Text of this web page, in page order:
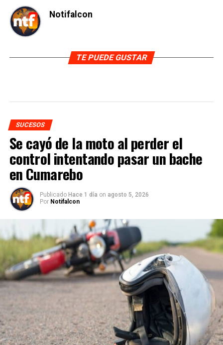
Notifalcon
TE PUEDE GUSTAR
SUCESOS
Se cayó de la moto al perder el
control intentando pasar un bache
en Cumarebo
Publicado Hace 1 día on agosto 5, 2026
Por Notifalcon